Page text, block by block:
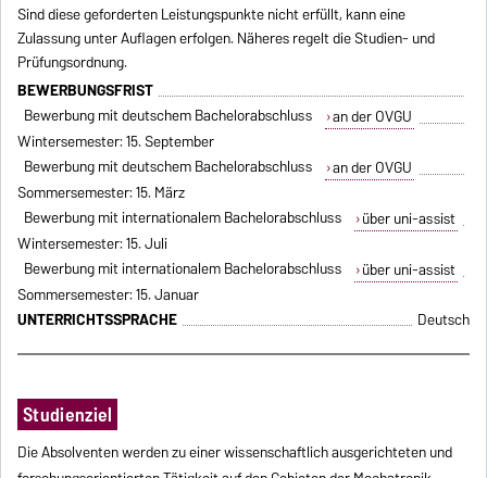
Sind diese geforderten Leistungspunkte nicht erfüllt, kann eine
Zulassung unter Auflagen erfolgen. Näheres regelt die Studien- und
Prüfungsordnung.
BEWERBUNGSFRIST
Bewerbung mit deutschem Bachelorabschluss
an der OVGU
Wintersemester: 15. September
Bewerbung mit deutschem Bachelorabschluss
an der OVGU
Sommersemester: 15. März
Bewerbung mit internationalem Bachelorabschluss
über uni-assist
Wintersemester: 15. Juli
Bewerbung mit internationalem Bachelorabschluss
über uni-assist
Sommersemester: 15. Januar
UNTERRICHTSSPRACHE
Deutsch
Studienziel
Die Absolventen werden zu einer wissenschaftlich ausgerichteten und